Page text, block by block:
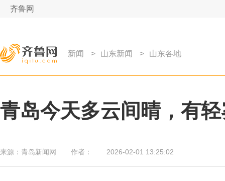
齐鲁网
新闻 > 山东新闻 > 山东各地
青岛今天多云间晴，有
来源： 青岛新闻网 作者： 2026-02-01 13:25:02